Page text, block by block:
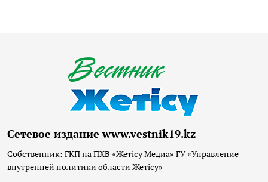
Сетевое издание www.vestnik19.kz
Собственник: ГКП на ПХВ «Жетісу Медиа» ГУ «Управление
внутренней политики области Жетісу»